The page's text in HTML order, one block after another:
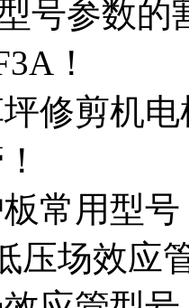
号参数
！
修剪机电
常用型号
压场效应